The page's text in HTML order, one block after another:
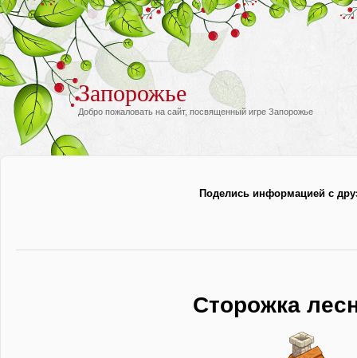
Запорожье
Добро пожаловать на сайт, посвященный игре Запорожье
Поделись информацией с
Сторожка